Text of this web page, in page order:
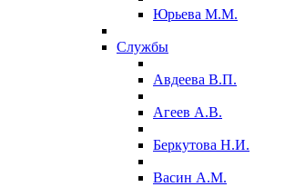
Юрьева М.М.
Службы
Авдеева В.П.
Агеев А.В.
Беркутова Н.И.
Васин А.М.